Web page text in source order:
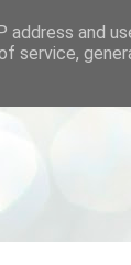
address and
service,